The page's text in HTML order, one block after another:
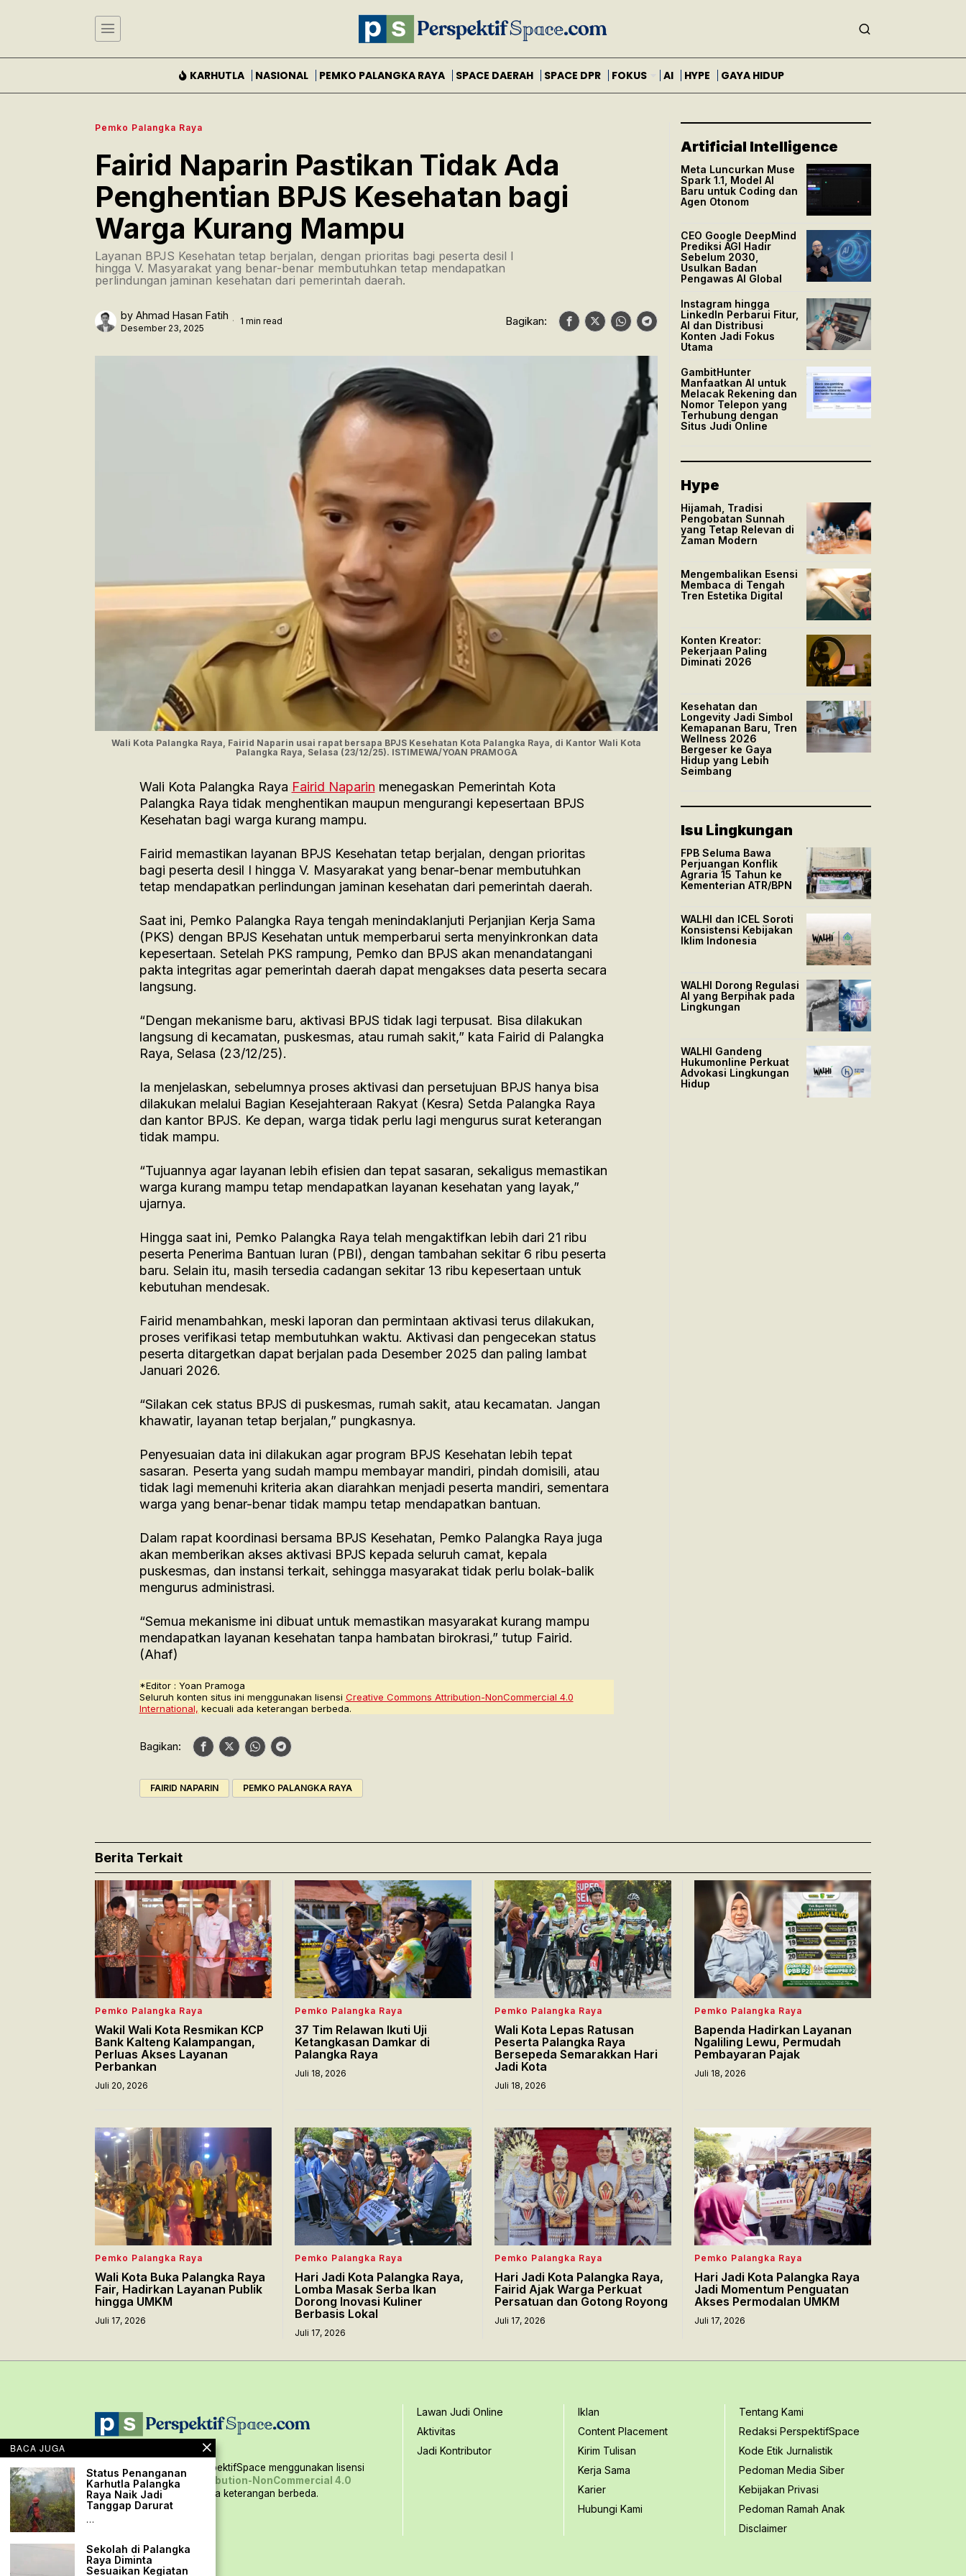
KARHUTLA NASIONAL PEMKO PALANGKA RAYA SPACE DAERAH SPACE DPR FOKUS AI HYPE GAYA HIDUP
Pemko Palangka Raya
Fairid Naparin Pastikan Tidak Ada
Penghentian BPJS Kesehatan bagi
Warga Kurang Mampu
Layanan BPJS Kesehatan tetap berjalan, dengan prioritas bagi peserta desil I
hingga V. Masyarakat yang benar-benar membutuhkan tetap mendapatkan
perlindungan jaminan kesehatan dari pemerintah daerah.
by Ahmad Hasan Fatih
Desember 23, 2025
1 min read Bagikan:
Wali Kota Palangka Raya, Fairid Naparin usai rapat bersapa BPJS Kesehatan Kota Palangka Raya, di Kantor Wali Kota
Palangka Raya, Selasa (23/12/25). ISTIMEWA/YOAN PRAMOGA
Wali Kota Palangka Raya Fairid Naparin menegaskan Pemerintah Kota
Palangka Raya tidak menghentikan maupun mengurangi kepesertaan BPJS
Kesehatan bagi warga kurang mampu.
Fairid memastikan layanan BPJS Kesehatan tetap berjalan, dengan prioritas
bagi peserta desil I hingga V. Masyarakat yang benar-benar membutuhkan
tetap mendapatkan perlindungan jaminan kesehatan dari pemerintah daerah.
Saat ini, Pemko Palangka Raya tengah menindaklanjuti Perjanjian Kerja Sama
(PKS) dengan BPJS Kesehatan untuk memperbarui serta menyinkronkan data
kepesertaan. Setelah PKS rampung, Pemko dan BPJS akan menandatangani
pakta integritas agar pemerintah daerah dapat mengakses data peserta secara
langsung.
“Dengan mekanisme baru, aktivasi BPJS tidak lagi terpusat. Bisa dilakukan
langsung di kecamatan, puskesmas, atau rumah sakit,” kata Fairid di Palangka
Raya, Selasa (23/12/25).
Ia menjelaskan, sebelumnya proses aktivasi dan persetujuan BPJS hanya bisa
dilakukan melalui Bagian Kesejahteraan Rakyat (Kesra) Setda Palangka Raya
dan kantor BPJS. Ke depan, warga tidak perlu lagi mengurus surat keterangan
tidak mampu.
“Tujuannya agar layanan lebih efisien dan tepat sasaran, sekaligus memastikan
warga kurang mampu tetap mendapatkan layanan kesehatan yang layak,”
ujarnya.
Hingga saat ini, Pemko Palangka Raya telah mengaktifkan lebih dari 21 ribu
peserta Penerima Bantuan Iuran (PBI), dengan tambahan sekitar 6 ribu peserta
baru. Selain itu, masih tersedia cadangan sekitar 13 ribu kepesertaan untuk
kebutuhan mendesak.
Fairid menambahkan, meski laporan dan permintaan aktivasi terus dilakukan,
proses verifikasi tetap membutuhkan waktu. Aktivasi dan pengecekan status
peserta ditargetkan dapat berjalan pada Desember 2025 dan paling lambat
Januari 2026.
“Silakan cek status BPJS di puskesmas, rumah sakit, atau kecamatan. Jangan
khawatir, layanan tetap berjalan,” pungkasnya.
Penyesuaian data ini dilakukan agar program BPJS Kesehatan lebih tepat
sasaran. Peserta yang sudah mampu membayar mandiri, pindah domisili, atau
tidak lagi memenuhi kriteria akan diarahkan menjadi peserta mandiri, sementara
warga yang benar-benar tidak mampu tetap mendapatkan bantuan.
Dalam rapat koordinasi bersama BPJS Kesehatan, Pemko Palangka Raya juga
akan memberikan akses aktivasi BPJS kepada seluruh camat, kepala
puskesmas, dan instansi terkait, sehingga masyarakat tidak perlu bolak-balik
mengurus administrasi.
“Semua mekanisme ini dibuat untuk memastikan masyarakat kurang mampu
mendapatkan layanan kesehatan tanpa hambatan birokrasi,” tutup Fairid.
(Ahaf)
*Editor : Yoan Pramoga
Seluruh konten situs ini menggunakan lisensi Creative Commons Attribution-NonCommercial 4.0
International, kecuali ada keterangan berbeda.
Bagikan:
FAIRID NAPARIN PEMKO PALANGKA RAYA
Artificial Intelligence
Meta Luncurkan Muse
Spark 1.1, Model AI
Baru untuk Coding dan
Agen Otonom
CEO Google DeepMind
Prediksi AGI Hadir
Sebelum 2030,
Usulkan Badan
Pengawas AI Global
Instagram hingga
LinkedIn Perbarui Fitur,
AI dan Distribusi
Konten Jadi Fokus
Utama
GambitHunter
Manfaatkan AI untuk
Melacak Rekening dan
Nomor Telepon yang
Terhubung dengan
Situs Judi Online
Hype
Hijamah, Tradisi
Pengobatan Sunnah
yang Tetap Relevan di
Zaman Modern
Mengembalikan Esensi
Membaca di Tengah
Tren Estetika Digital
Konten Kreator:
Pekerjaan Paling
Diminati 2026
Kesehatan dan
Longevity Jadi Simbol
Kemapanan Baru, Tren
Wellness 2026
Bergeser ke Gaya
Hidup yang Lebih
Seimbang
Isu Lingkungan
FPB Seluma Bawa
Perjuangan Konflik
Agraria 15 Tahun ke
Kementerian ATR/BPN
WALHI dan ICEL Soroti
Konsistensi Kebijakan
Iklim Indonesia
WALHI Dorong Regulasi
AI yang Berpihak pada
Lingkungan
WALHI Gandeng
Hukumonline Perkuat
Advokasi Lingkungan
Hidup
Berita Terkait
Pemko Palangka Raya
Wakil Wali Kota Resmikan KCP
Bank Kalteng Kalampangan,
Perluas Akses Layanan
Perbankan
Juli 20, 2026
Pemko Palangka Raya
37 Tim Relawan Ikuti Uji
Ketangkasan Damkar di
Palangka Raya
Juli 18, 2026
Pemko Palangka Raya
Wali Kota Lepas Ratusan
Peserta Palangka Raya
Bersepeda Semarakkan Hari
Jadi Kota
Juli 18, 2026
Pemko Palangka Raya
Bapenda Hadirkan Layanan
Ngaliling Lewu, Permudah
Pembayaran Pajak
Juli 18, 2026
Pemko Palangka Raya
Wali Kota Buka Palangka Raya
Fair, Hadirkan Layanan Publik
hingga UMKM
Juli 17, 2026
Pemko Palangka Raya
Hari Jadi Kota Palangka Raya,
Lomba Masak Serba Ikan
Dorong Inovasi Kuliner
Berbasis Lokal
Juli 17, 2026
Pemko Palangka Raya
Hari Jadi Kota Palangka Raya,
Fairid Ajak Warga Perkuat
Persatuan dan Gotong Royong
Juli 17, 2026
Pemko Palangka Raya
Hari Jadi Kota Palangka Raya
Jadi Momentum Penguatan
Akses Permodalan UMKM
Juli 17, 2026
Seluruh konten situs PerspektifSpace menggunakan lisensi
Creative Commons Attribution-NonCommercial 4.0
International,kecuali ada keterangan berbeda.
Lawan Judi Online
Aktivitas
Jadi Kontributor
Iklan
Content Placement
Kirim Tulisan
Kerja Sama
Karier
Hubungi Kami
Tentang Kami
Redaksi PerspektifSpace
Kode Etik Jurnalistik
Pedoman Media Siber
Kebijakan Privasi
Pedoman Ramah Anak
Disclaimer
BACA JUGA
Status Penanganan
Karhutla Palangka
Raya Naik Jadi
Tanggap Darurat
…
Sekolah di Palangka
Raya Diminta
Sesuaikan Kegiatan